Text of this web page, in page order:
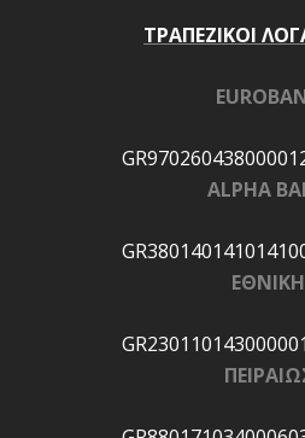
ΤΡΑΠΕΖΙΚΟΙ
ALPHA
ΕΘΝΙΚΗ